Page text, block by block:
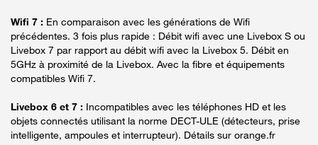
Wifi 7 : En comparaison avec les générations de Wifi
précédentes. 3 fois plus rapide : Débit wifi avec une Livebox S ou
Livebox 7 par rapport au débit wifi avec la Livebox 5. Débit en
5GHz à proximité de la Livebox. Avec la fibre et équipements
compatibles Wifi 7.
Livebox 6 et 7 : Incompatibles avec les téléphones HD et les
objets connectés utilisant la norme DECT-ULE (détecteurs, prise
intelligente, ampoules et interrupteur). Détails sur orange.fr